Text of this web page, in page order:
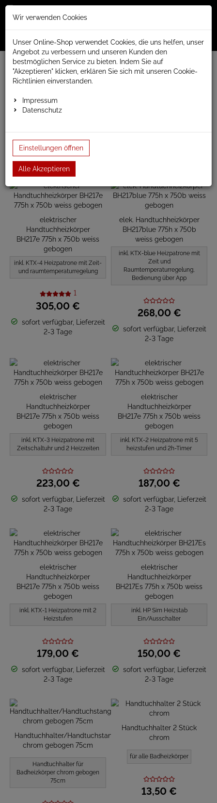
Menü
www.anapont.eu
elektrischer Badheizkörper
Serie Badheizkörper elektrisch
Badheizkörper Baubreite 750mm
elektrischer
Handtuchheizkörper
BH217e 775h x 750b weiss
gebogen
inkl. KTX-4 Heizpatrone mit Zeit-
und raumtemperaturregelung
1
305,00 €
sofort verfügbar, Lieferzeit
2-3 Tage
elek. Handtuchheizkörper
BH217blue 775h x 750b
weiss gebogen
inkl. KTX-blue Heizpatrone mit
Zeit und
Raumtemperaturregelung,
Bedienung über App
268,00 €
sofort verfügbar, Lieferzeit
2-3 Tage
elektrischer
Handtuchheizkörper
BH217e 775h x 750b weiss
gebogen
inkl. KTX-3 Heizpatrone mit
Zeitschaltuhr und 2 Heizzeiten
223,00 €
sofort verfügbar, Lieferzeit
2-3 Tage
elektrischer
Handtuchheizkörper
BH217e 775h x 750b weiss
gebogen
inkl. KTX-2 Heizpatrone mit 5
heizstufen und 2h-Timer
187,00 €
sofort verfügbar, Lieferzeit
2-3 Tage
elektrischer
Handtuchheizkörper
BH217e 775h x 750b weiss
gebogen
inkl. KTX-1 Heizpatrone mit 2
Heizstufen
179,00 €
sofort verfügbar, Lieferzeit
2-3 Tage
elektrischer
Handtuchheizkörper
BH217Es 775h x 750b weiss
gebogen
inkl. HP Sim Heizstab
Ein/Ausschalter
150,00 €
sofort verfügbar, Lieferzeit
2-3 Tage
Handtuchhalter/Handtuchstange
chrom gebogen 75cm
Handtuchhalter für
Badheizkörper chrom gebogen
75cm
Handtuchhalter 2 Stück
chrom
für alle Badheizkörper
13,50 €
Wir verwenden Cookies
Unser Online-Shop verwendet Cookies, die uns helfen, unser
Angebot zu verbessern und unseren Kunden den
bestmöglichen Service zu bieten. Indem Sie auf
"Akzeptieren" klicken, erklären Sie sich mit unseren Cookie-
Richtlinien einverstanden.
Impressum
Datenschutz
Einstellungen öffnen
Alle Akzeptieren